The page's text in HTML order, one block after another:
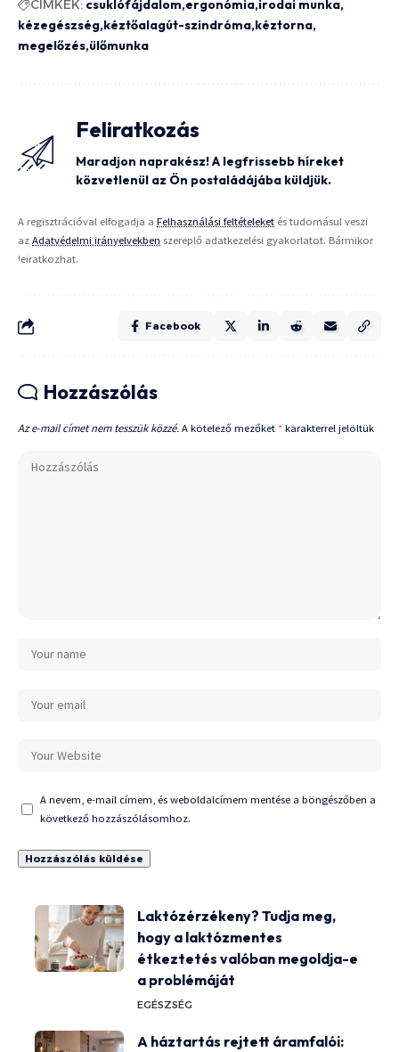
CÍMKÉK: csuklófájdalom ergonómia irodai munka
kézegészség kéztőalagút-szindróma kéztorna
megelőzés ülőmunka
Feliratkozás
Maradjon naprakész! A legfrissebb híreket
közvetlenül az Ön postaládájába küldjük.
A regisztrációval elfogadja a Felhasználási feltételeket és tudomásul veszi
az Adatvédelmi irányelvekben szereplő adatkezelési gyakorlatot. Bármikor
leiratkozhat.
Facebook
Hozzászólás
Az e-mail címet nem tesszük közzé. A kötelező mezőket * karakterrel jelöltük
A nevem, e-mail címem, és weboldalcímem mentése a böngészőben a
következő hozzászólásomhoz.
Laktózérzékeny? Tudja meg,
hogy a laktózmentes
étkeztetés valóban megoldja-e
a problémáját
EGÉSZSÉG
A háztartás rejtett áramfalói: